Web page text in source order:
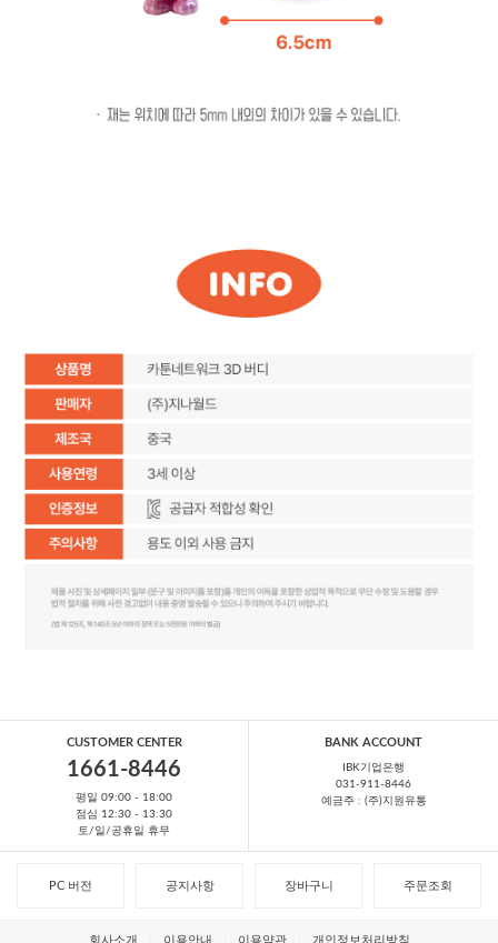
CUSTOMER CENTER
1661-8446
평일 09:00 - 18:00
점심 12:30 - 13:30
토/일/공휴일 휴무
BANK ACCOUNT
IBK기업은행
031-911-8446
예금주 : (주)지원유통
PC 버전 공지사항 장바구니 주문조회
회사소개 이용안내 이용약관 개인정보처리방침